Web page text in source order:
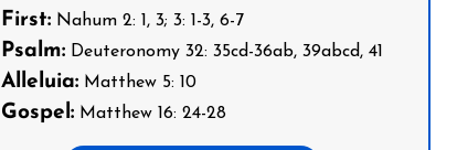
First:Nahum 2: 1, 3; 3: 1-3, 6-7
Psalm:Deuteronomy 32: 35cd-36ab, 39abcd, 41
Alleluia:Matthew 5: 10
Gospel:Matthew 16: 24-28